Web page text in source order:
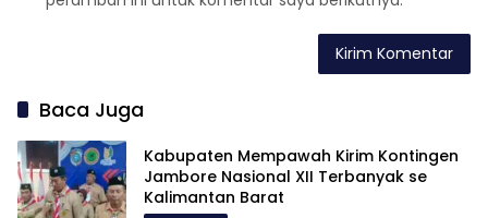
Baca Juga
Kabupaten Mempawah Kirim Kontingen
Jambore Nasional XII Terbanyak se
Kalimantan Barat